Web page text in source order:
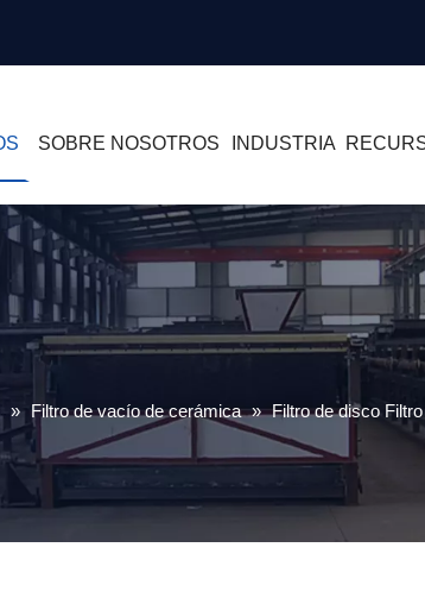
SOBRE NOSOTROS INDUSTRIA
» Filtro de vacío de cerámica » Filtro de disco